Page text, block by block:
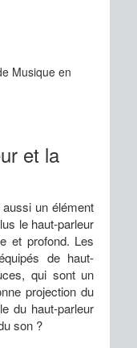
et la
un élément
le haut-parleur
et profond. Les
de haut-
qui sont un
projection du
du haut-parleur
son ?